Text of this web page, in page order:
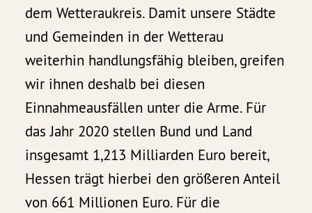
dem Wetteraukreis. Damit unsere Städte
und Gemeinden in der Wetterau
weiterhin handlungsfähig bleiben, greifen
wir ihnen deshalb bei diesen
Einnahmeausfällen unter die Arme. Für
das Jahr 2020 stellen Bund und Land
insgesamt 1,213 Milliarden Euro bereit,
Hessen trägt hierbei den größeren Anteil
von 661 Millionen Euro. Für die